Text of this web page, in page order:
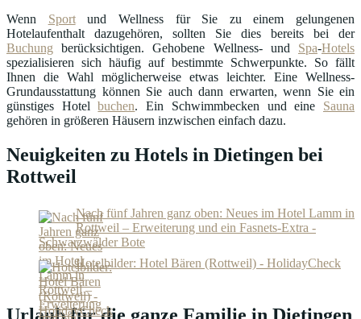
Wenn Sportund Wellness für Sie zu einem gelungenen
Hotelaufenthalt dazugehören, sollten Sie dies bereits bei der
Buchung berücksichtigen. Gehobene Wellness- und Spa-Hotels
spezialisieren sich häufig auf bestimmte Schwerpunkte. So fällt
Ihnen die Wahl möglicherweise etwas leichter. Eine Wellness-
Grundausstattung können Sie auch dann erwarten, wenn Sie ein
günstiges Hotelbuchen. Ein Schwimmbecken und eine Sauna
gehören in größeren Häusern inzwischen einfach dazu.
Neuigkeiten zu Hotels in Dietingen bei
Rottweil
Nach fünf Jahren ganz oben: Neues im Hotel Lamm in
Rottweil – Erweiterung und ein Fasnets-Extra -
Schwarzwälder Bote
Hotelbilder: Hotel Bären (Rottweil) - HolidayCheck
Urlaub für die ganze Familie in Dietingen